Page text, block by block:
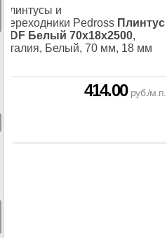
Плинтусы и
Переходники Pedross Плинтус
MDF Белый 70x18x2500,
Италия, Белый, 70 мм, 18 мм
414.00 руб./м.п.